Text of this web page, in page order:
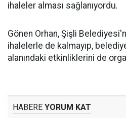
ihaleler alması sağlanıyordu.
Gönen Orhan, Şişli
ihalelerle de kalmayıp,
alanındaki etkinliklerini de
HABERE YORUM KAT